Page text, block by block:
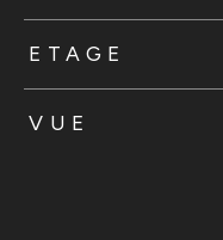
ETAGE
VUE